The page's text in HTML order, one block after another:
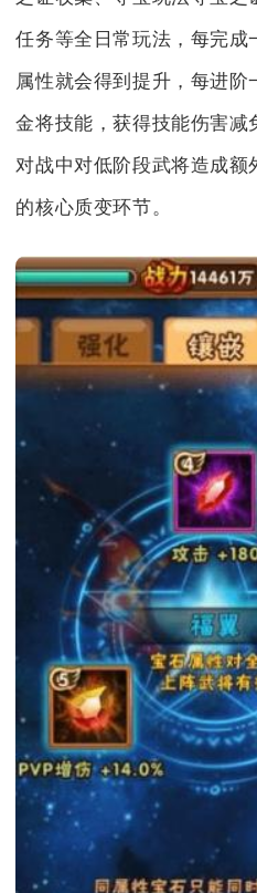
任务等全日常玩法，每完成
属性就会得到提升，每进阶
金将技能，获得技能伤害减
对战中对低阶段武将造成额
的核心质变环节。